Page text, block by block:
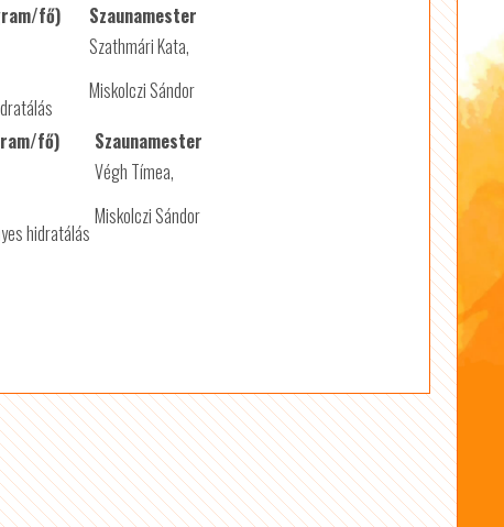
fő)
Szaunamester
Szathmári Kata,
Miskolczi Sándor
fő)
Szaunamester
Végh Tímea,
Miskolczi Sándor
hidratálás